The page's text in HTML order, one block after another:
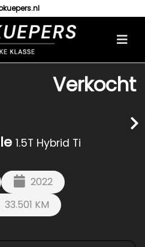
Verkocht
1.5T Hybrid Ti
2022
33.501 KM